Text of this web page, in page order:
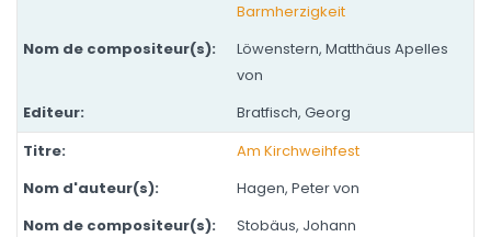
Barmherzigkeit
Löwenstern, Matthäus Apelles
von
Bratfisch, Georg
Am Kirchweihfest
Hagen, Peter von
Stobäus, Johann